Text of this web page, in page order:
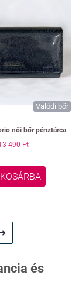
Valódi bőr
női bőr pénztárca
490 Ft
KOSÁRBA
és